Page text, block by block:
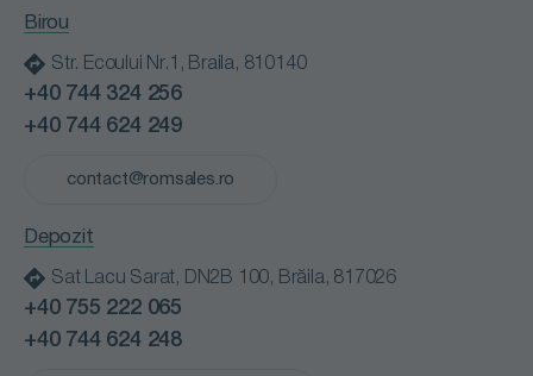
Instituții publice
Retail
Transport
Politică de confidențialitate
Birou
Str. Ecoului Nr.1, Braila, 810140
+40 744 324 256
+40 744 624 249
contact@romsales.ro
Depozit
Sat Lacu Sarat, DN2B 100, Brăila, 817026
+40 755 222 065
+40 744 624 248